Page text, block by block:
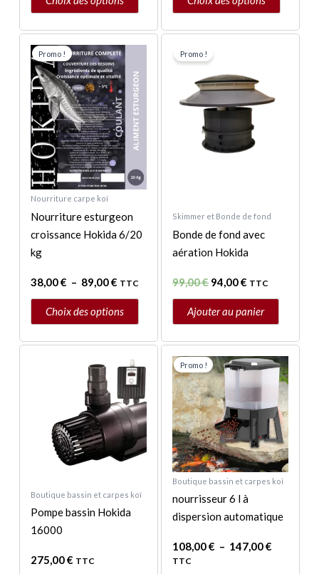
Promo !
Nourriture carpe koï
Nourriture esturgeon
croissance Hokida 6/20
kg
38,00€ – 89,00€
de
prix :
38,00 €
à
89,00 €
TTC
Choix des options
produit
a
plusieurs
variations.
Les
options
peuvent
être
choisies
sur
la
page
produit
Promo !
Skimmer et Bonde de fond
Bonde de fond avec
aération Hokida
99,00€
était :
99,00 €.
94,00€
est :
94,00 €.
TTC
Ajouter au panier
Boutique bassin et carpes koï
Pompe bassin Hokida
16000
275,00€ TTC
Promo !
Boutique bassin et carpes koï
nourrisseur 6 l à
dispersion automatique
108,00€ – 147,00€
Plage
de
prix :
108,00 €
à
147,00 €
TTC
produit
a
plusieurs
variations.
Les
options
peuvent
être
choisies
la
page